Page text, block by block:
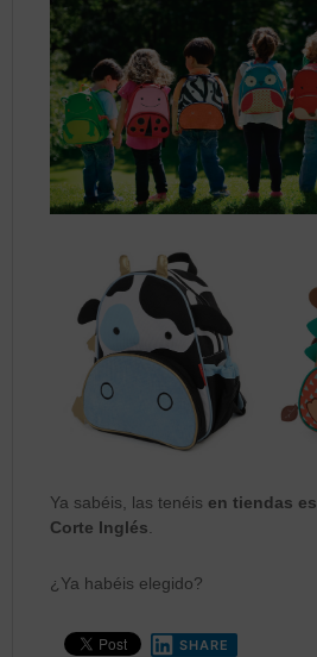
Ya sabéis, las tenéis en tiendas
Corte Inglés.
¿Ya habéis elegido?
SHARE